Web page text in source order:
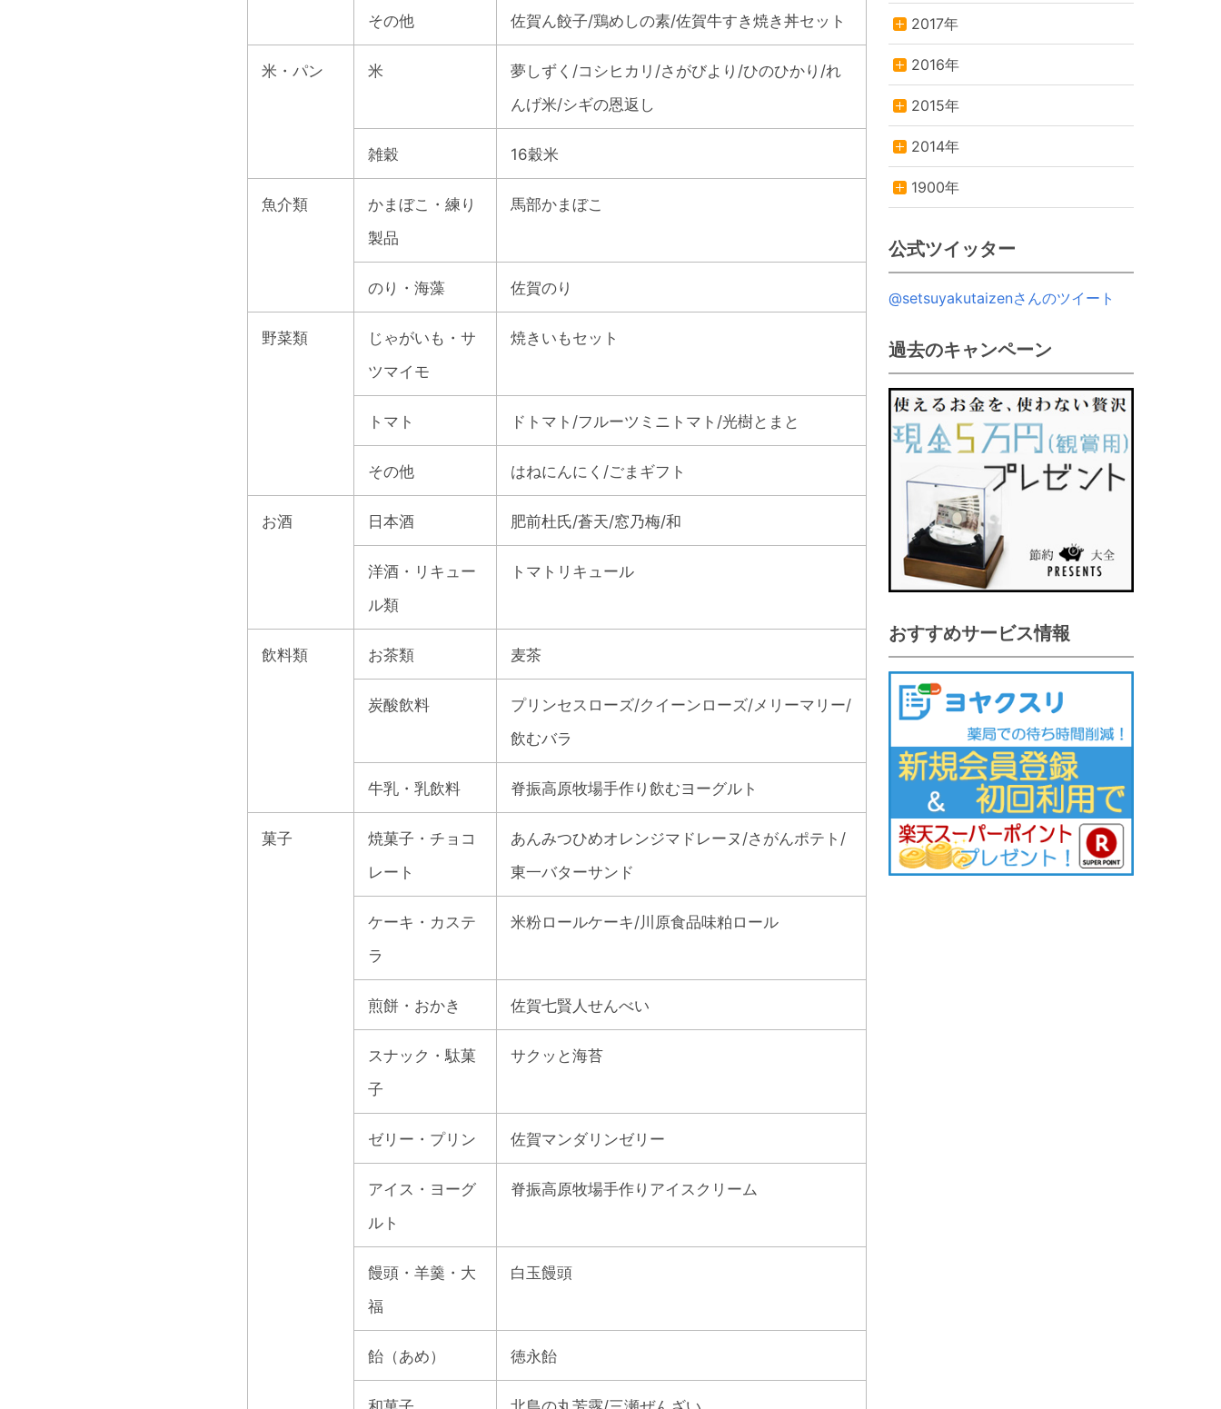
その他 佐賀ん餃子/鶏めしの素/佐賀牛すき焼き丼セット
米・パン 米
夢しずく/コシヒカリ/さがびより/ひのひかり/れ
んげ米/シギの恩返し
雑穀 16穀米
魚介類
かまぼこ・練り
製品
馬部かまぼこ
のり・海藻 佐賀のり
野菜類
じゃがいも・サ
ツマイモ
焼きいもセット
トマト ドトマト/フルーツミニトマト/光樹とまと
その他 はねにんにく/ごまギフト
お酒 日本酒 肥前杜氏/蒼天/窓乃梅/和
洋酒・リキュー
ル類
トマトリキュール
飲料類 お茶類 麦茶
炭酸飲料
プリンセスローズ/クイーンローズ/メリーマリー/
飲むバラ
牛乳・乳飲料 脊振高原牧場手作り飲むヨーグルト
菓子
焼菓子・チョコ
レート
あんみつひめオレンジマドレーヌ/さがんポテト/
東一バターサンド
ケーキ・カステ
ラ
米粉ロールケーキ/川原食品味粕ロール
煎餅・おかき 佐賀七賢人せんべい
スナック・駄菓
子
サクッと海苔
ゼリー・プリン 佐賀マンダリンゼリー
アイス・ヨーグ
ルト
脊振高原牧場手作りアイスクリーム
饅頭・羊羹・大
福
白玉饅頭
飴（あめ） 徳永飴
2017年
2016年
2015年
2014年
1900年
公式ツイッター
@setsuyakutaizenさんのツイート
過去のキャンペーン
おすすめサービス情報